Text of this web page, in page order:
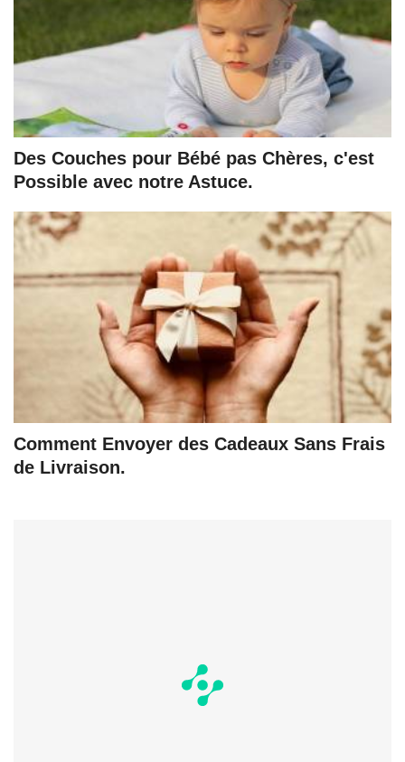
Des Couches pour Bébé pas Chères, c'est
Possible avec notre Astuce.
Comment Envoyer des Cadeaux Sans Frais
de Livraison.